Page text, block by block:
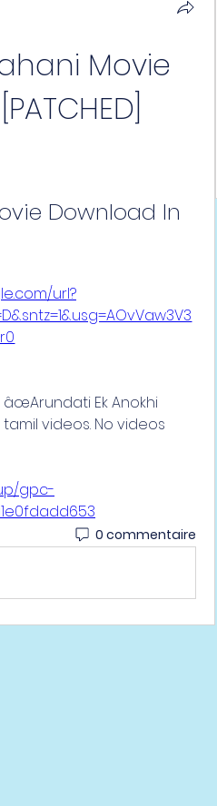
Movie
Download In
url?
Ek Anokhi
videos. No videos
gpc-
0 commentaire